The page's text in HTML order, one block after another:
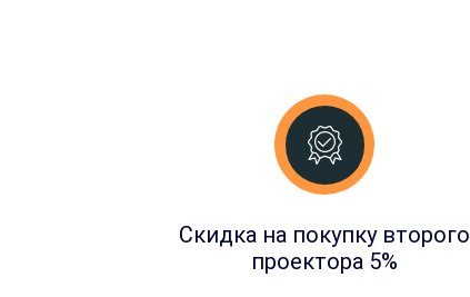
Скидка на покупку второго
проектора 5%